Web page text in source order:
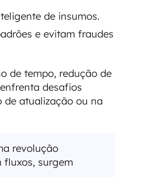
de insumos.
e evitam fraudes
de tempo, redução de
desafios
atualização ou na
revolução
fluxos, surgem